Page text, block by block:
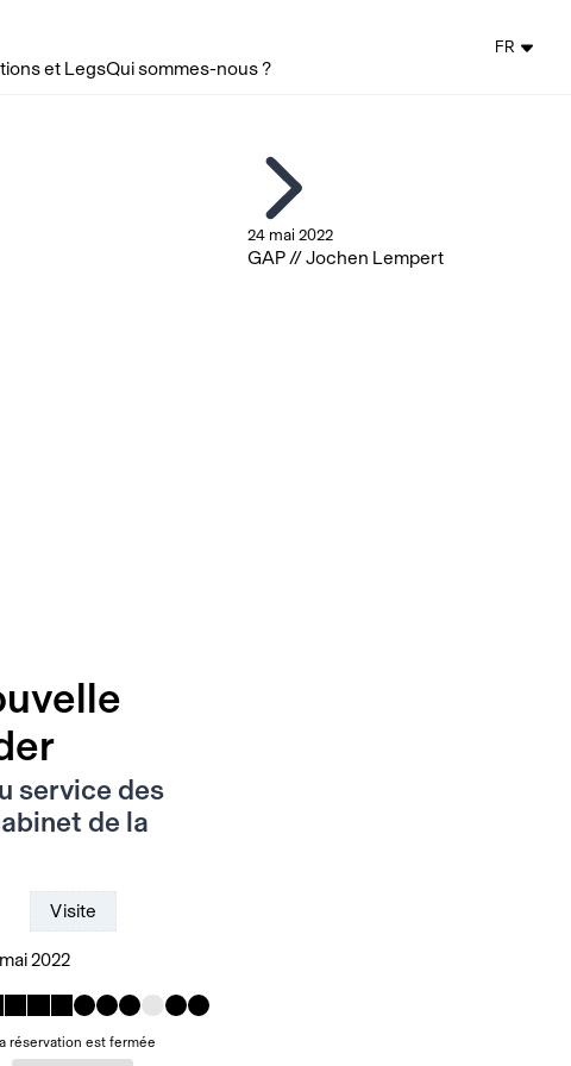
et LegsQui sommes-nous ?
FR
service des
de la
Visite
2022
réservation est fermée
24 mai 2022
GAP // Jochen Lempert